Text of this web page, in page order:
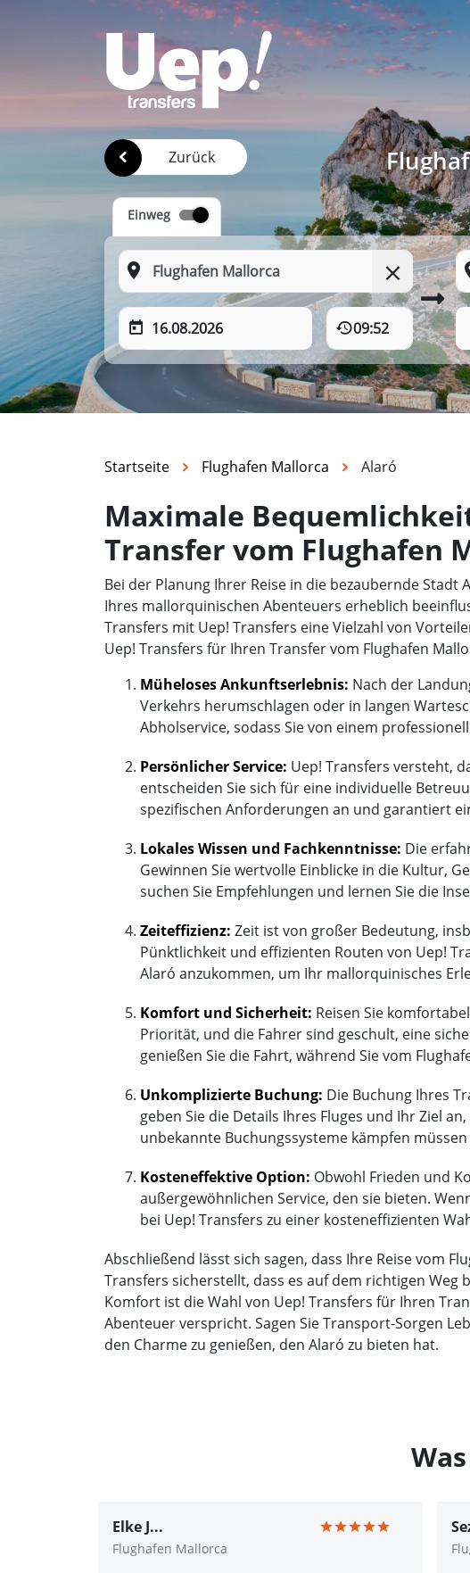
Zurück
Einweg
16.08.2026 09:52
Startseite Flughafen Mallorca Alaró
Maximale
Transfer vom Flughafen
Bei der Planung Ihrer Reise in die bezaubernde
Ihres mallorquinischen Abenteuers erheblich
Transfers mit Uep! Transfers eine Vielzahl von
Uep! Transfers für Ihren Transfer vom Flughafen
Müheloses Ankunftserlebnis: Nach der
Verkehrs herumschlagen oder in langen
Abholservice, sodass Sie von einem
Persönlicher Service: Uep! Transfers versteht,
entscheiden Sie sich für eine individuelle
spezifischen Anforderungen an und garantiert
Lokales Wissen und Fachkenntnisse: Die
Gewinnen Sie wertvolle Einblicke in die Kultur,
suchen Sie Empfehlungen und lernen Sie die
Zeiteffizienz: Zeit ist von großer Bedeutung,
Pünktlichkeit und effizienten Routen von Uep!
Alaró anzukommen, um Ihr mallorquinisches
Komfort und Sicherheit: Reisen Sie
Priorität, und die Fahrer sind geschult, eine
genießen Sie die Fahrt, während Sie vom
Unkomplizierte Buchung: Die Buchung Ihres
geben Sie die Details Ihres Fluges und Ihr Ziel
unbekannte Buchungssysteme kämpfen
Kosteneffektive Option: Obwohl Frieden und
außergewöhnlichen Service, den sie bieten.
bei Uep! Transfers zu einer kosteneffizienten
Abschließend lässt sich sagen, dass Ihre Reise vom
Transfers sicherstellt, dass es auf dem richtigen Weg
Komfort ist die Wahl von Uep! Transfers für Ihren
Abenteuer verspricht. Sagen Sie Transport-Sorgen
den Charme zu genießen, den Alaró zu bieten hat.
Elke J...
Flughafen Mallorca